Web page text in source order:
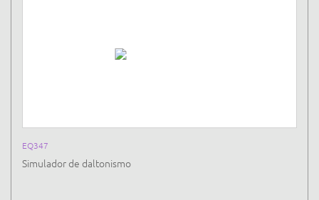
EQ347
Simulador de daltonismo